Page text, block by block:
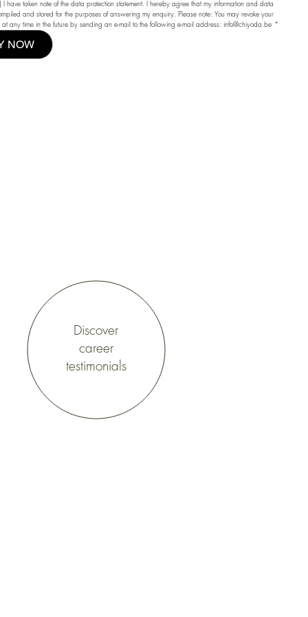
I have taken note of the data protection statement. I hereby agree that my information and data
and stored for the purposes of answering my enquiry. Please note: You may revoke your
at any time in the future by sending an e-mail to the following e-mail address: info@chiyoda.be *
NOW
Discover
career
testimonials